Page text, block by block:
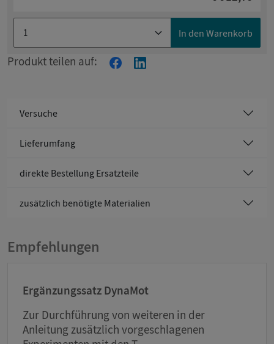
In den Warenkorb
Produkt teilen auf:
Versuche
Lieferumfang
direkte Bestellung Ersatzteile
zusätzlich benötigte Materialien
Empfehlungen
Ergänzungssatz DynaMot
Zur Durchführung von weiteren in der
Anleitung zusätzlich vorgeschlagenen